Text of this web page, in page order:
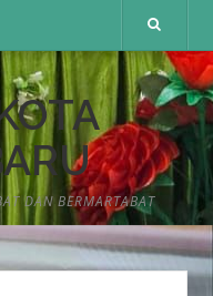
DAN BERMARTABAT